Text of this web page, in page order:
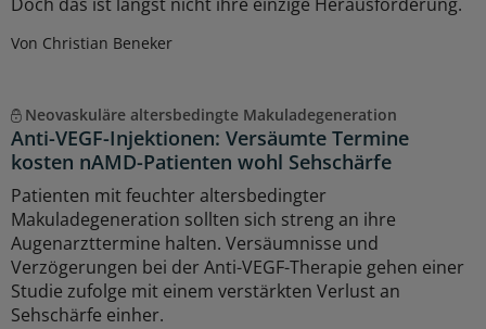
Von Christian Beneker
Neovaskuläre altersbedingte Makuladegeneration
Anti-VEGF-Injektionen: Versäumte Termine
kosten nAMD-Patienten wohl Sehschärfe
Patienten mit feuchter altersbedingter
Makuladegeneration sollten sich streng an ihre
Augenarzttermine halten. Versäumnisse und
Verzögerungen bei der Anti-VEGF-Therapie gehen einer
Studie zufolge mit einem verstärkten Verlust an
Sehschärfe einher.